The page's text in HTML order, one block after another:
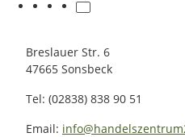
Breslauer Str. 6
47665 Sonsbeck
Tel: (02838) 838 90 51
Email: